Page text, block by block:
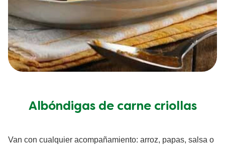
Albóndigas de carne criollas
Van con cualquier acompañamiento: arroz, papas, salsa o